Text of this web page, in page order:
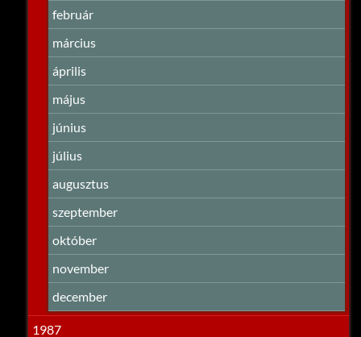
február
március
április
május
június
július
augusztus
szeptember
október
november
december
1987